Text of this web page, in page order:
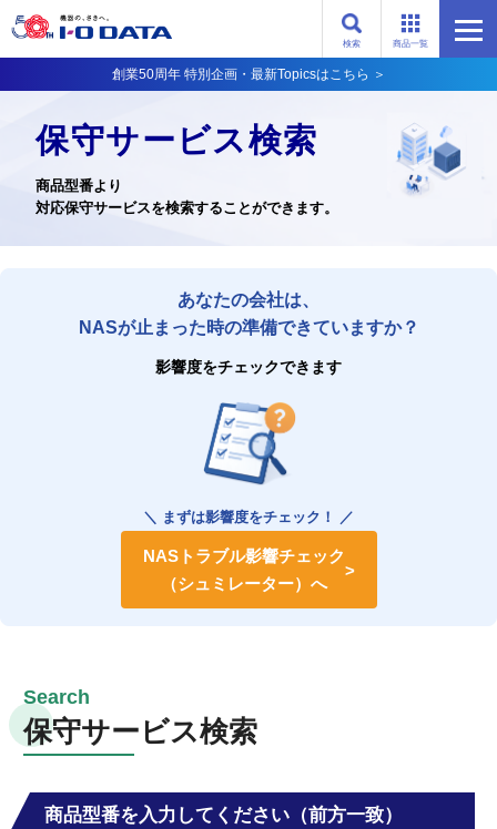
商品一覧
検索
創業50周年 特別企画・最新Topicsはこちら ＞
保守サービス検索
商品型番より
対応保守サービスを検索することができます。
あなたの会社は、
NASが止まった時の準備できていますか？
影響度をチェックできます
＼ まずは影響度をチェック！ ／
NASトラブル影響チェック
（シュミレーター）へ
保守サービス検索
商品型番を入力してください（前方一致）